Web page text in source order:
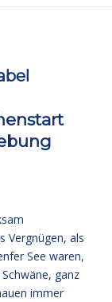
Vergnügen, als
See waren,
ganz
immer